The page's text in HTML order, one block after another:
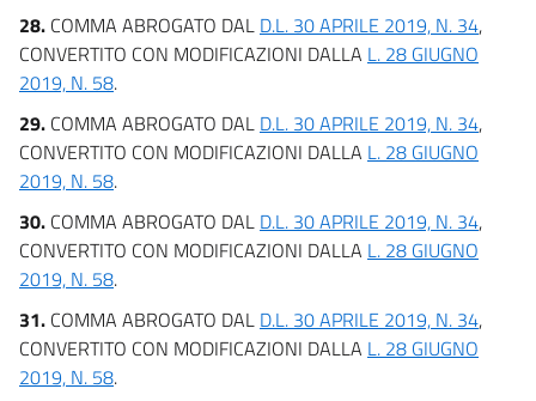
28. COMMA ABROGATO DAL D.L. 30 APRILE 2019, N. 34,
CONVERTITO CON MODIFICAZIONI DALLA L. 28 GIUGNO
2019, N. 58.
29. COMMA ABROGATO DAL D.L. 30 APRILE 2019, N. 34,
CONVERTITO CON MODIFICAZIONI DALLA L. 28 GIUGNO
2019, N. 58.
30. COMMA ABROGATO DAL D.L. 30 APRILE 2019, N. 34,
CONVERTITO CON MODIFICAZIONI DALLA L. 28 GIUGNO
2019, N. 58.
31. COMMA ABROGATO DAL D.L. 30 APRILE 2019, N. 34,
CONVERTITO CON MODIFICAZIONI DALLA L. 28 GIUGNO
2019, N. 58.